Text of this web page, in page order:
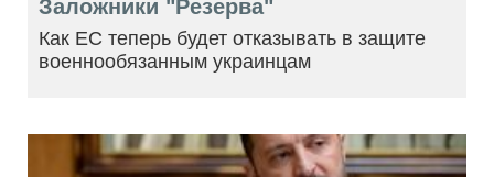
Заложники "Резерва"
Как ЕС теперь будет отказывать в защите
военнообязанным украинцам